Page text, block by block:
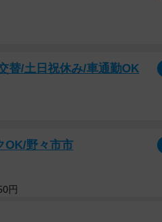
替/土日祝休み/車通勤OK
OK/野々市市
円